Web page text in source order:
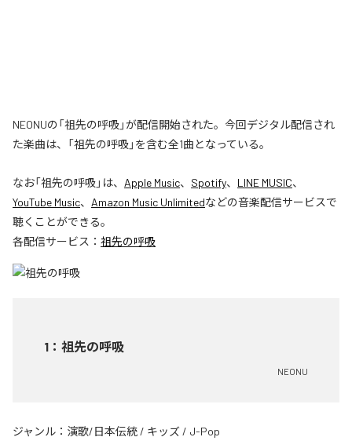
NEONUの「祖先の呼吸」が配信開始された。今回デジタル配信され
た楽曲は、「祖先の呼吸」を含む全1曲となっている。
なお「祖先の呼吸」は、 Apple Music、 Spotify、 LINE MUSIC、
YouTube Music、 Amazon Music Unlimitedなどの音楽配信サービスで
聴くことができる。
各配信サービス： 祖先の呼吸
1 ： 祖先の呼吸
NEONU
ジャンル： 演歌/日本伝統 / キッズ / J-Pop